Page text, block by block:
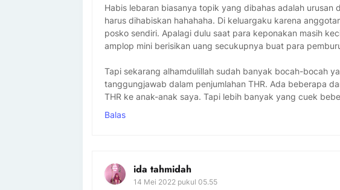
Habis lebaran biasanya topik yang dibahas adalah
harus dihabiskan hahahaha. Di keluargaku karena
posko sendiri. Apalagi dulu saat para keponakan masih
amplop mini berisikan uang secukupnya buat para
Tapi sekarang alhamdulillah sudah banyak bocah-bocah
tanggungjawab dalam penjumlahan THR. Ada beberapa
THR ke anak-anak saya. Tapi lebih banyak yang cuek
Balas
ida tahmidah
14 Mei 2022 pukul 05.55